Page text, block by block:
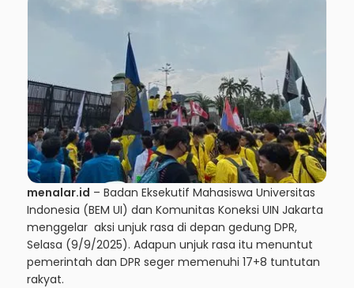
menalar.id – Badan Eksekutif Mahasiswa Universitas
Indonesia (BEM UI) dan Komunitas Koneksi UIN Jakarta
menggelar aksi unjuk rasa di depan gedung DPR,
Selasa (9/9/2025). Adapun unjuk rasa itu menuntut
pemerintah dan DPR seger memenuhi 17+8 tuntutan
rakyat.